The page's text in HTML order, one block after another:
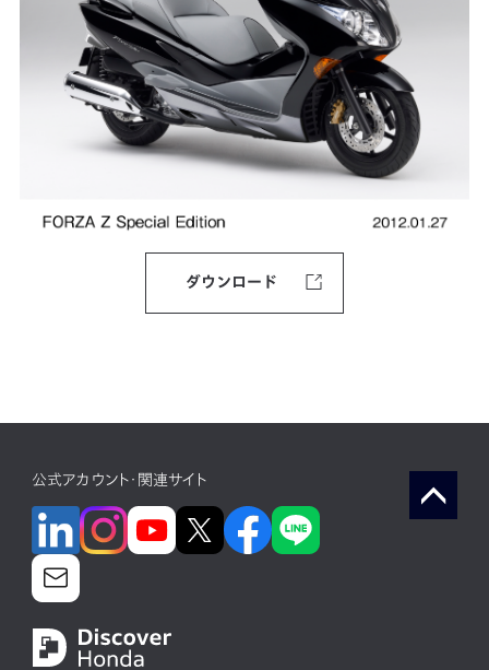
ダウンロード
公式アカウント・関連サイト